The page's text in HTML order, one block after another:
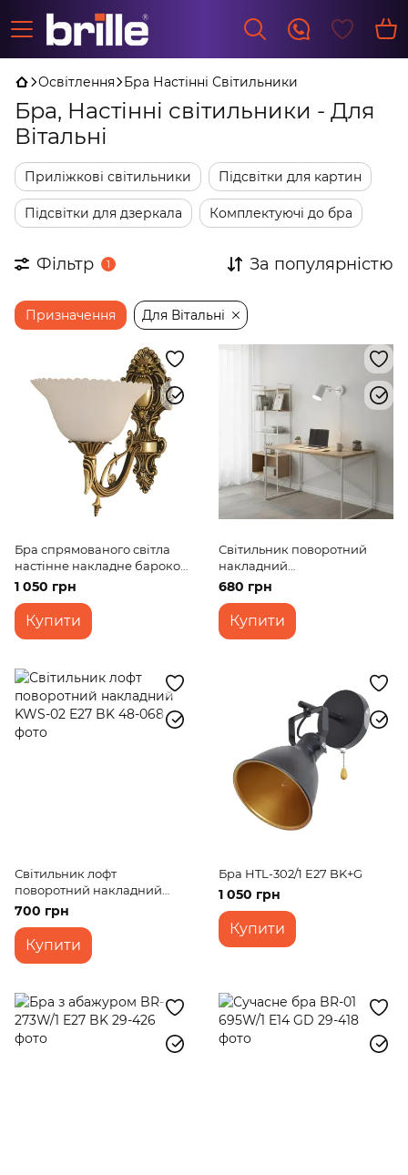
Освітлення Бра Настінні Світильники
Бра, Настінні світильники - Для
Вітальні
Приліжкові світильники Підсвітки для картин
Підсвітки для дзеркала Комплектуючі до бра
Фільтр 1 За популярністю
Призначення Для Вітальні
Бра спрямованого світла
настінне накладне бароко
BKL-005W/1
1 050 грн
Купити
Світильник поворотний
накладний
скандинавський KWS-02
E27 WH
680 грн
Купити
Світильник лофт
поворотний накладний
KWS-02 E27 BK
700 грн
Купити
Бра HTL-302/1 E27 BK+G
1 050 грн
Купити